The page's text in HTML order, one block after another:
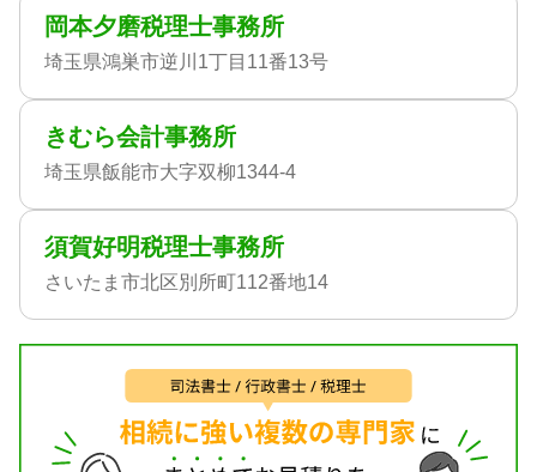
岡本夕磨税理士事務所
埼玉県鴻巣市逆川1丁目11番13号
きむら会計事務所
埼玉県飯能市大字双柳1344-4
須賀好明税理士事務所
さいたま市北区別所町112番地14